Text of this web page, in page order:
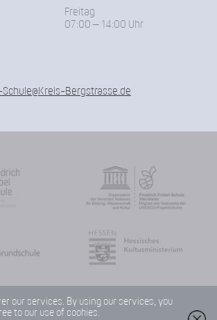
Freitag
07:00 – 14:00 Uhr
Bergstrasse.de
our services. By using our services, you
to our use of cookies.